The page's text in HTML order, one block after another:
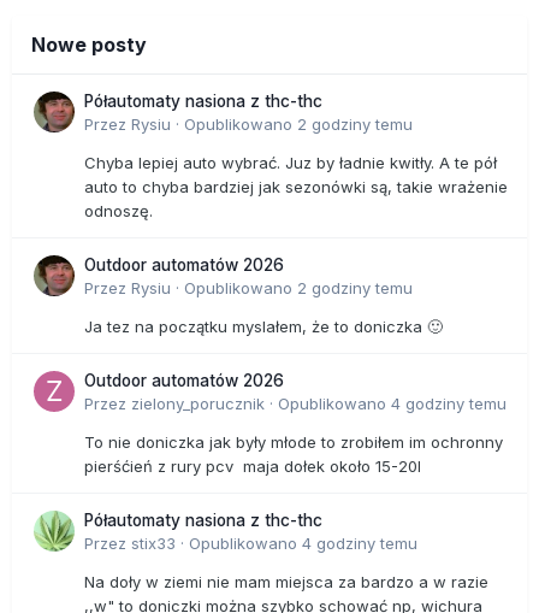
Nowe posty
Półautomaty nasiona z thc-thc
Przez Rysiu · Opublikowano 2 godziny temu
Chyba lepiej auto wybrać. Juz by ładnie kwitły. A te pół
auto to chyba bardziej jak sezonówki są, takie wrażenie
odnoszę.
Outdoor automatów 2026
Przez Rysiu · Opublikowano 2 godziny temu
Ja tez na początku myslałem, że to doniczka 🙂
Outdoor automatów 2026
Przez zielony_porucznik · Opublikowano 4 godziny temu
To nie doniczka jak były młode to zrobiłem im ochronny
pierśćień z rury pcv maja dołek około 15-20l
Półautomaty nasiona z thc-thc
Przez stix33 · Opublikowano 4 godziny temu
Na doły w ziemi nie mam miejsca za bardzo a w razie
,,w" to doniczki można szybko schować np, wichura